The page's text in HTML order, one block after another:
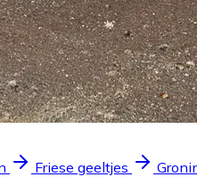
Friese geeltjes